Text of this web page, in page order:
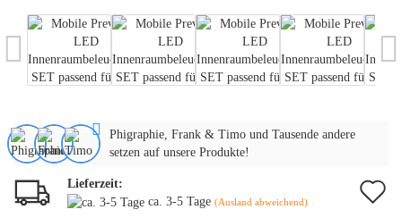
Phigraphie, Frank & Timo und Tausende andere
setzen auf unsere Produkte!
Lieferzeit:
ca. 3-5 Tage (Ausland abweichend)